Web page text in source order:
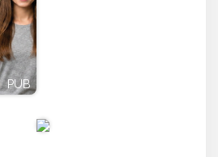
PUB